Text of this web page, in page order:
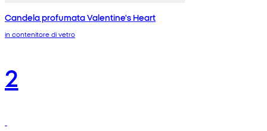
Candela profumata Valentine's Heart
in contenitore di vetro
2